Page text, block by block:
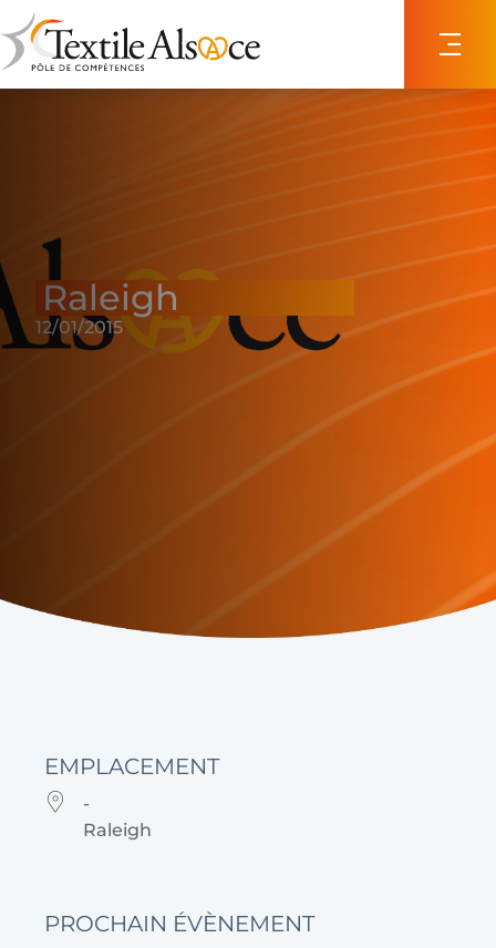
Raleigh
12/01/2015
EMPLACEMENT
-
Raleigh
PROCHAIN ÉVÈNEMENT
Panneau de gestion des cookies